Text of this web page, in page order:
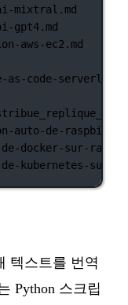
mixtral.md
gpt4.md
aws-ec2.md
code-
de-raspbian-
docker-sur-
kubernetes-sur-
텍스트를 번역
Python 스크립